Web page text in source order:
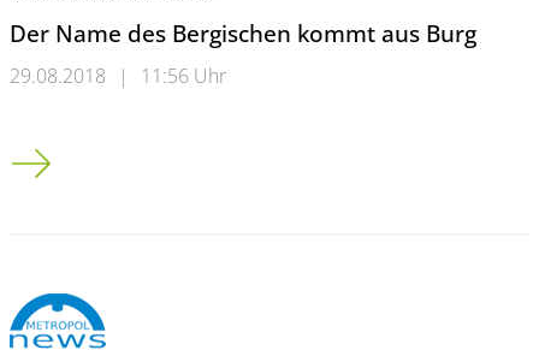
Der Name des Bergischen kommt aus Burg
29.08.2018 | 11:56 Uhr
Der Name des Bergischen kommt aus Burg